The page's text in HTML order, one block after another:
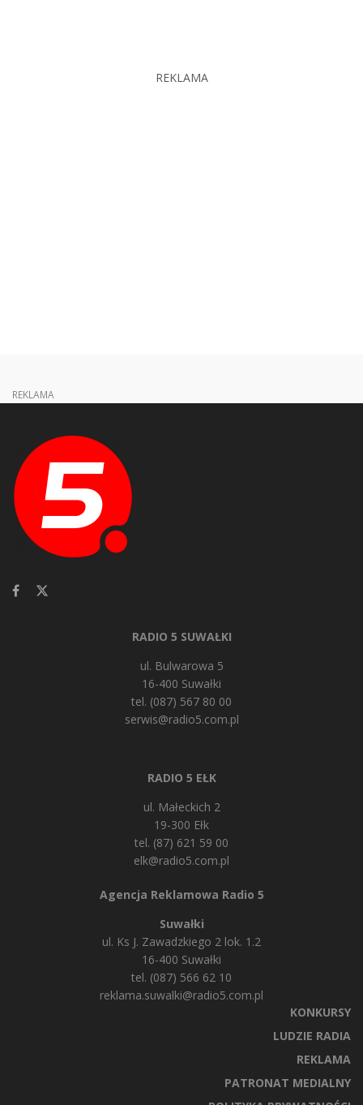
REKLAMA
REKLAMA
RADIO 5 SUWAŁKI
ul. Bulwarowa 5
16-400 Suwałki
tel. (087) 567 80 00
serwis@radio5.com.pl
RADIO 5 EŁK
ul. Małeckich 2
19-300 Ełk
tel. (87) 621 59 00
elk@radio5.com.pl
Agencja Reklamowa Radio 5
Suwałki
ul. Ks J. Zawadzkiego 2 lok. 1.2
16-400 Suwałki
tel. (087) 566 62 10
reklama.suwalki@radio5.com.pl
KONKURSY
LUDZIE RADIA
REKLAMA
PATRONAT MEDIALNY